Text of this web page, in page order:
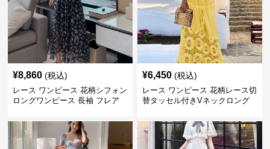
¥8,860 (税込)
レース ワンピース 花柄シフォン
ロングワンピース 長袖 フレア
¥6,450 (税込)
レース ワンピース 花柄レース切
替タッセル付きVネックロング